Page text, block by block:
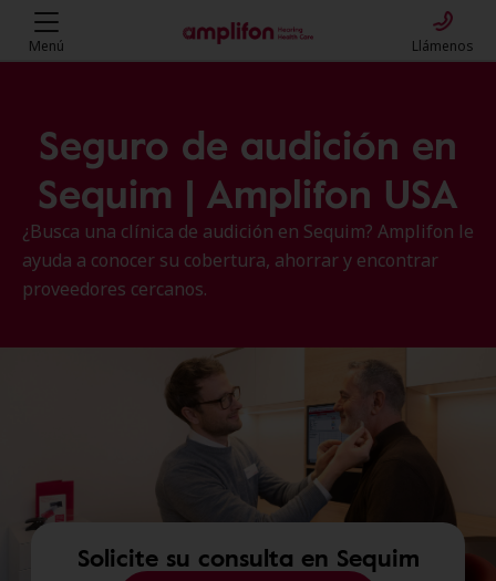
Menú Llámenos
Seguro de audición en
Sequim | Amplifon USA
¿Busca una clínica de audición en Sequim? Amplifon le
ayuda a conocer su cobertura, ahorrar y encontrar
proveedores cercanos.
Solicite su consulta en Sequim